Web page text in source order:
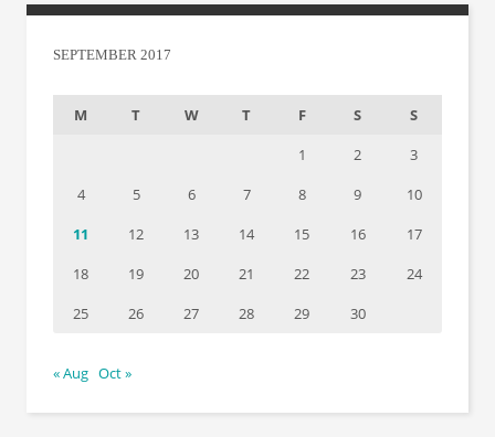
SEPTEMBER 2017
M T W T F S
S
1
2
3
4
5 6 7 8 9
10
11
12 13 14 15 16
17
18
19 20 21 22 23
24
25
26 27 28 29 30
« Aug Oct »